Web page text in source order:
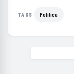
TAGS Política